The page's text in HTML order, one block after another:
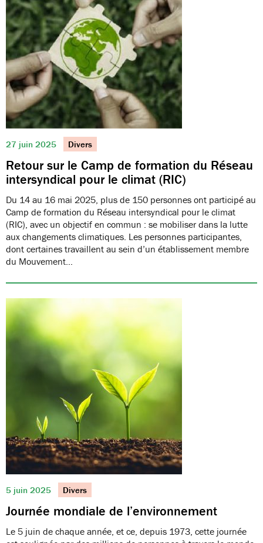
27 juin 2025 Divers
Retour sur le Camp de formation du Réseau
intersyndical pour le climat (RIC)
Du 14 au 16 mai 2025, plus de 150 personnes ont participé au
Camp de formation du Réseau intersyndical pour le climat
(RIC), avec un objectif en commun : se mobiliser dans la lutte
aux changements climatiques. Les personnes participantes,
dont certaines travaillent au sein d’un établissement membre
du Mouvement…
5 juin 2025 Divers
Journée mondiale de l’environnement
Le 5 juin de chaque année, et ce, depuis 1973, cette journée